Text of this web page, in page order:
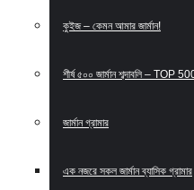
কুইজ – কেমন আমার জার্মান!
শীর্ষ ৫০০ জার্মান শব্দাবলি –
জার্মান গ্রামার
এক নজরে সকল জার্মান ব্যাসিক গ্রামার